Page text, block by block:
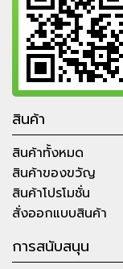
สินค้า
สินค้าทั้งหมด
สินค้าของขวัญ
สินค้าโปรโมชั่น
สั่งออกแบบสินค้า
การสนับสนุน